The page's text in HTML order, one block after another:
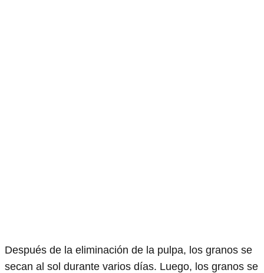
Después de la eliminación de la pulpa, los granos se
secan al sol durante varios días. Luego, los granos se